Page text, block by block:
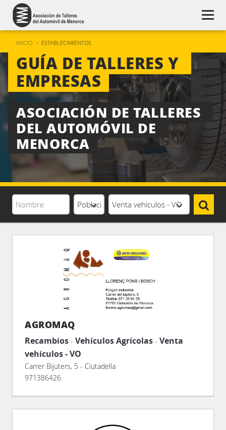
INICIO > ESTABLECIMIENTOS
GUÍA DE TALLERES Y
EMPRESAS
ASOCIACIÓN DE TALLERES
DEL AUTOMÓVIL DE
MENORCA
AGROMAQ
Recambios - Vehículos Agrícolas - Venta
vehículos - VO
Carrer Bijuters, 5 - Ciutadella
971386426